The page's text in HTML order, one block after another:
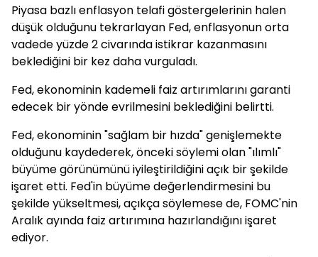
Piyasa bazlı enflasyon telafi göstergelerinin halen
düşük olduğunu tekrarlayan Fed, enflasyonun orta
vadede yüzde 2 civarında istikrar kazanmasını
beklediğini bir kez daha vurguladı.
Fed, ekonominin kademeli faiz artırımlarını garanti
edecek bir yönde evrilmesini beklediğini belirtti.
Fed, ekonominin "sağlam bir hızda" genişlemekte
olduğunu kaydederek, önceki söylemi olan "ılımlı"
büyüme görünümünü iyileştirildiğini açık bir şekilde
işaret etti. Fed'in büyüme değerlendirmesini bu
şekilde yükseltmesi, açıkça söylemese de, FOMC'nin
Aralık ayında faiz artırımına hazırlandığını işaret
ediyor.